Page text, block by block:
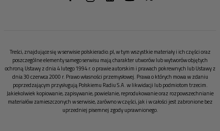
Treści, znajdujące się w serwisie polskieradio.pl, w tym wszystkie materiały i ich części oraz
poszczególne elementy samego serwisu mają charakter utworów lub wytworów objętych
ochroną Ustawy z dnia 4 lutego 1994 r. o prawie autorskim i prawach pokrewnych lub Ustawy z
dnia 30 czerwca 2000 r. Prawo własności przemysłowej. Prawa o których mowa w zdaniu
poprzedzającym przysługują Polskiemu Radiu S.A. w likwidacji lub podmiotom trzecim.
Jakiekolwiek kopiowanie, zapisywanie, powielanie, reprodukowanie oraz rozpowszechnianie
materiałów zamieszczonych w serwisie, zarówno w części, jak i w całości jest zabronione bez
uprzedniej pisemnej zgody uprawnionego.